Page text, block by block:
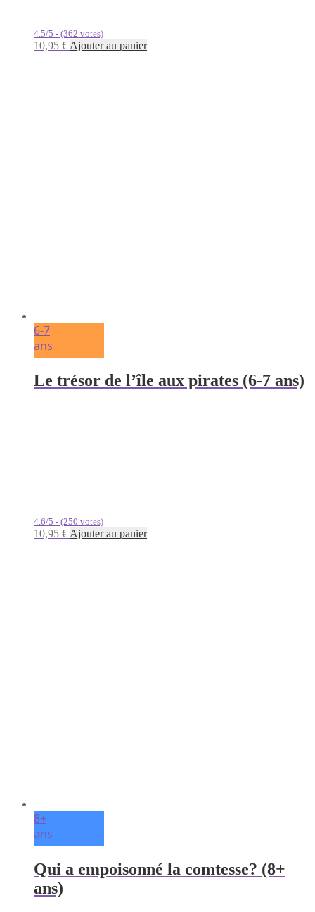
4.5/5 - (362 votes)
10,95 € Ajouter au panier
6-7
ans
Le trésor de l’île aux pirates (6-7 ans)
4.6/5 - (250 votes)
10,95 € Ajouter au panier
8+
ans
Qui a empoisonné la comtesse? (8+
ans)